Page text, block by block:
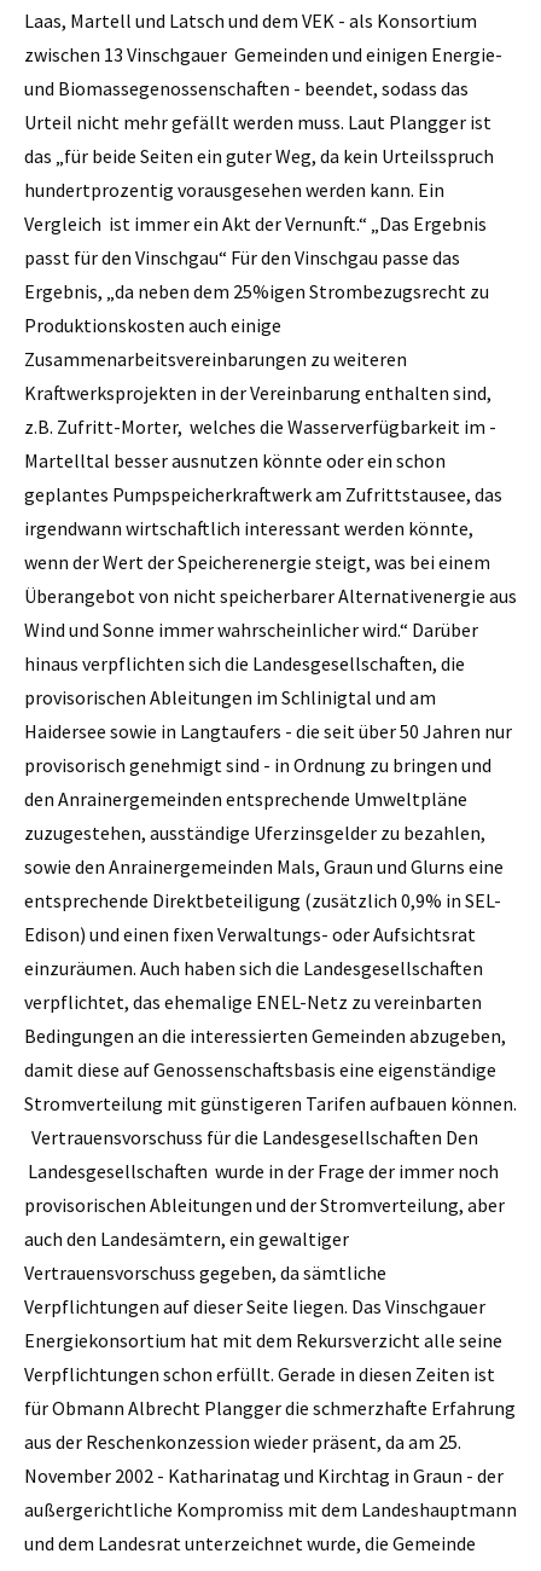
Laas, ­Martell und Latsch und dem VEK - als Konsortium
zwischen 13 Vinschgauer Gemeinden und einigen Energie-
und Biomassegenossenschaften - beendet, sodass das
Urteil nicht mehr gefällt werden muss. Laut Plangger ist
das „für beide Seiten ein guter Weg, da kein Urteilsspruch
hundertprozentig vorausgesehen werden kann. Ein
Vergleich ist immer ein Akt der Vernunft.“ „Das Ergebnis
passt für den Vinschgau“ Für den Vinschgau passe das
Ergebnis, „da neben dem 25%igen Strombezugsrecht zu
Produktionskosten auch einige
Zusammenarbeitsvereinbarungen zu weiteren
Kraftwerksprojekten in der Vereinbarung enthalten sind,
z.B. Zufritt-Morter, welches die Wasserverfügbarkeit im ­
Martelltal besser ausnutzen könnte oder ein schon
geplantes Pump­speicherkraftwerk am Zufrittstausee, das
irgendwann wirtschaftlich interessant werden könnte,
wenn der Wert der Speicherenergie steigt, was bei einem
Überangebot von nicht speicherbarer Alternativenergie aus
Wind und Sonne immer wahrscheinlicher wird.“ Darüber
hinaus verpflichten sich die Landesgesellschaften, die
provisorischen Ableitungen im Schlinigtal und am
Haidersee sowie in Langtaufers - die seit über 50 Jahren nur
provisorisch genehmigt sind - in Ordnung zu bringen und
den Anrainergemeinden entsprechende Umweltpläne
zuzugestehen, ausständige Ufer­zinsgelder zu bezahlen,
sowie den Anrainergemeinden Mals, Graun und Glurns eine
entsprechende Direktbeteiligung (zusätzlich 0,9% in SEL-
Edison) und einen fixen Verwaltungs- oder Aufsichtsrat
einzuräumen. Auch haben sich die Landesgesellschaften
verpflichtet, das ehemalige ENEL-Netz zu vereinbarten
Bedingungen an die interessierten Gemeinden abzugeben,
damit diese auf Genossenschaftsbasis eine eigenständige
Stromverteilung mit günstigeren Tarifen aufbauen können.
Vertrauensvorschuss für die Landesgesellschaften Den
Landesgesellschaften wurde in der Frage der immer noch
provisorischen Ableitungen und der Stromverteilung, aber
auch den Landesämtern, ein gewaltiger
Vertrauensvorschuss gegeben, da sämtliche
Verpflichtungen auf dieser Seite liegen. Das Vinschgauer
Energiekonsortium hat mit dem Rekursverzicht alle seine
Verpflichtungen schon erfüllt. Gerade in diesen Zeiten ist
für Obmann Albrecht Plangger die schmerzhafte Erfahrung
aus der Reschenkonzession wieder präsent, da am 25.
November 2002 - Katharinatag und Kirchtag in Graun - der
außergerichtliche Kompromiss mit dem Landeshauptmann
und dem Landesrat unterzeichnet wurde, die Gemeinde